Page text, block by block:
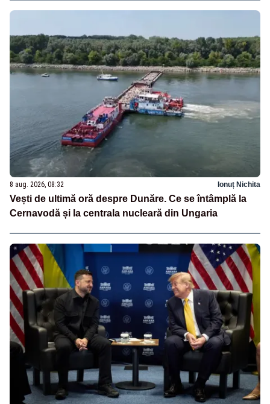
8 aug. 2026, 08:32 Ionuț Nichita
Vești de ultimă oră despre Dunăre. Ce se întâmplă la
Cernavodă și la centrala nucleară din Ungaria